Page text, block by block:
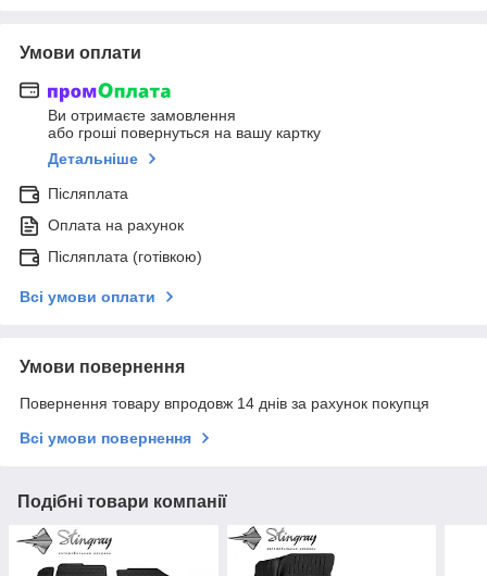
Умови оплати
Ви отримаєте замовлення
або гроші повернуться на вашу картку
Детальніше
Післяплата
Оплата на рахунок
Післяплата (готівкою)
Всі умови оплати
Умови повернення
Повернення товару впродовж 14 днів за рахунок покупця
Всі умови повернення
Подібні товари компанії